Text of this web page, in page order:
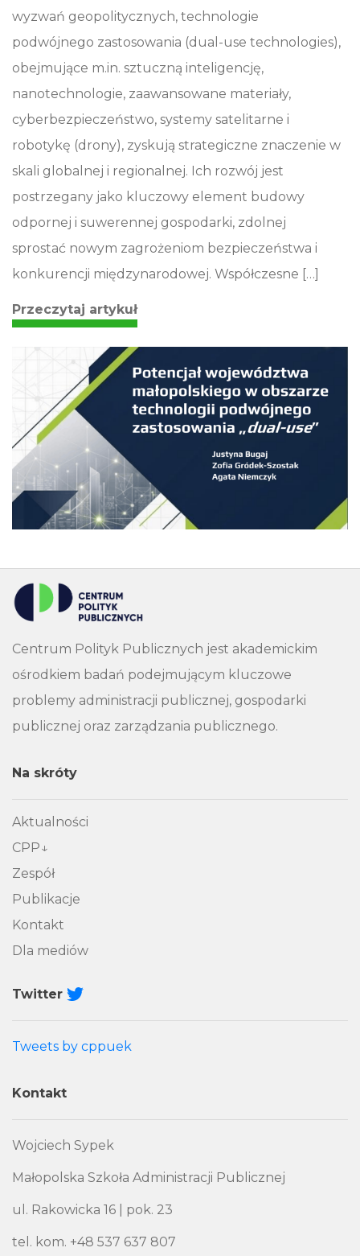
wyzwań geopolitycznych, technologie
podwójnego zastosowania (dual-use technologies),
obejmujące m.in. sztuczną inteligencję,
nanotechnologie, zaawansowane materiały,
cyberbezpieczeństwo, systemy satelitarne i
robotykę (drony), zyskują strategiczne znaczenie w
skali globalnej i regionalnej. Ich rozwój jest
postrzegany jako kluczowy element budowy
odpornej i suwerennej gospodarki, zdolnej
sprostać nowym zagrożeniom bezpieczeństwa i
konkurencji międzynarodowej. Współczesne […]
Przeczytaj artykuł
Centrum Polityk Publicznych jest akademickim
ośrodkiem badań podejmującym kluczowe
problemy administracji publicznej, gospodarki
publicznej oraz zarządzania publicznego.
Na skróty
Aktualności
CPP
Zespół
Publikacje
Kontakt
Dla mediów
Twitter
Tweets by cppuek
Kontakt
Wojciech Sypek
Małopolska Szkoła Administracji Publicznej
ul. Rakowicka 16 | pok. 23
tel. kom. +48 537 637 807